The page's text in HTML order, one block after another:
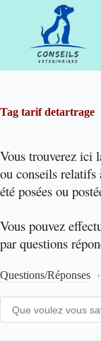
Tag tarif detartrage
Vous trouverez ici
ou conseils
été posées ou
Vous pouvez
par questions
Questions/Réponses ›